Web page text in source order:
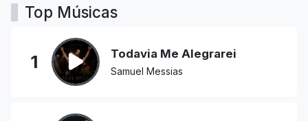
Top Músicas
1 Todavia Me Alegrarei
Samuel Messias